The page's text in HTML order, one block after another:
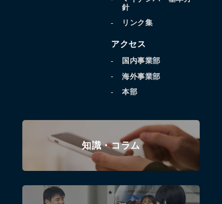
針
リンク集
アクセス
国内事業部
海外事業部
本部
知識・コラム